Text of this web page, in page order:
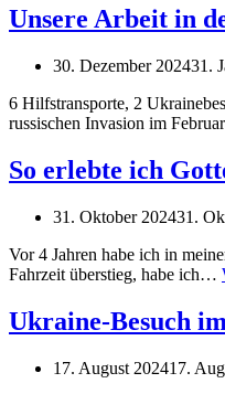
sowie
1.000,
€
die
OP
jungen
Mannes
in
der
Westukraine
Unsere Arbeit in
30. Dezember 202431.
6 Hilfstransporte, 2
russischen Invasion im
So erlebte ich
31. Oktober 202431.
Vor 4 Jahren habe ich in
Fahrzeit überstieg, habe ich…
Ukraine-Besuch
17. August 202417.